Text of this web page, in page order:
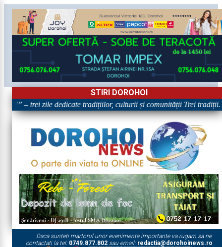
STIRI DOROHOI
– trei zile dedicate tradițiilor, culturii și comunității Trei tradiții.
Daca sunteti martorul unor evenimente importante va rugam sa ne
contactati la tel: 0749.877.802sau email: redactia@dorohoinews.ro